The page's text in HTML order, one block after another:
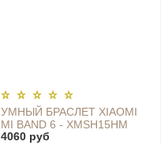
УМНЫЙ БРАСЛЕТ XIAOMI
MI BAND 6 - XMSH15HM
4060 руб